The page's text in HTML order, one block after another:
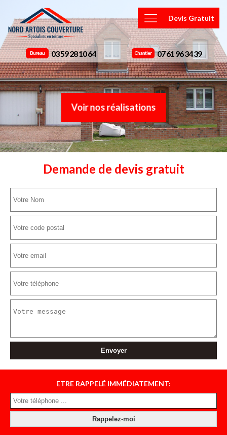
Devis Gratuit
Bureau 03 59 28 10 64 Chantier 07 61 96 34 39
Voir nos réalisations
Demande de devis gratuit
ETRE RAPPELÉ IMMÉDIATEMENT: